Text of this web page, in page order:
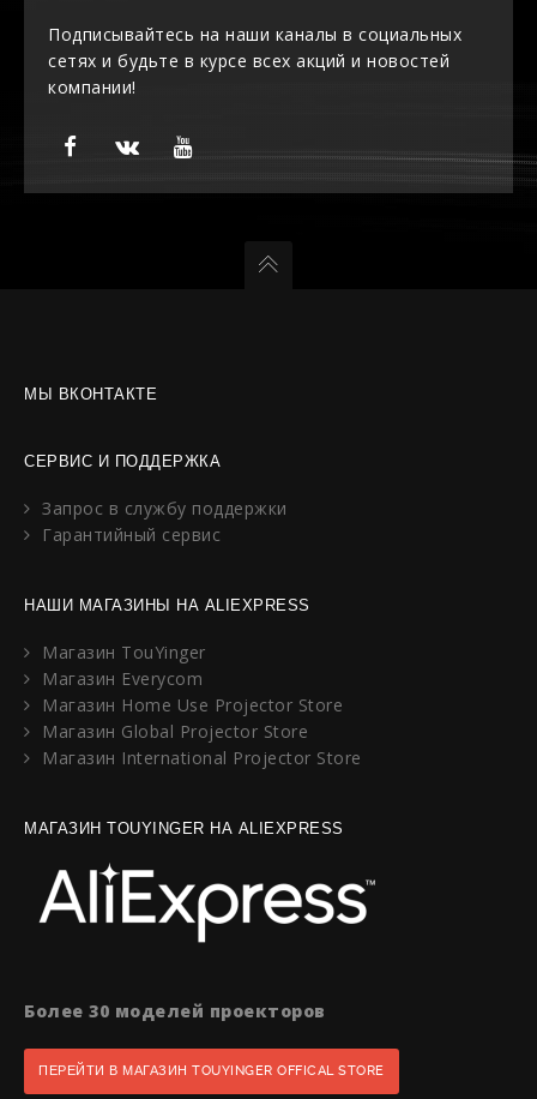
Подписывайтесь на наши каналы в социальных
сетях и будьте в курсе всех акций и новостей
компании!
МЫ ВКОНТАКТЕ
СЕРВИС И ПОДДЕРЖКА
Запрос в службу поддержки
Гарантийный сервис
НАШИ МАГАЗИНЫ НА ALIEXPRESS
Магазин TouYinger
Магазин Everycom
Магазин Home Use Projector Store
Магазин Global Projector Store
Магазин International Projector Store
МАГАЗИН TOUYINGER НА ALIEXPRESS
Более 30 моделей проекторов
ПЕРЕЙТИ В МАГАЗИН TOUYINGER OFFICAL STORE